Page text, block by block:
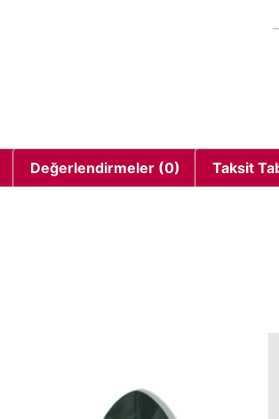
Değerlendirmeler (0) Taksit